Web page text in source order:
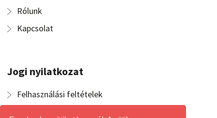
Rólunk
Kapcsolat
Jogi nyilatkozat
Felhasználási feltételek